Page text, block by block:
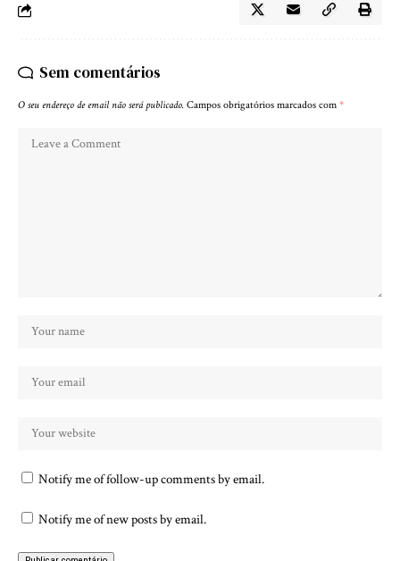
Sem comentários
O seu endereço de email não será publicado. Campos obrigatórios marcados com *
Notify me of follow-up comments by email.
Notify me of new posts by email.